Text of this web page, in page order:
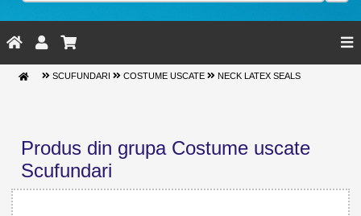
SCUFUNDARI COSTUME USCATE NECK LATEX SEALS
Produs din grupa Costume uscate
Scufundari